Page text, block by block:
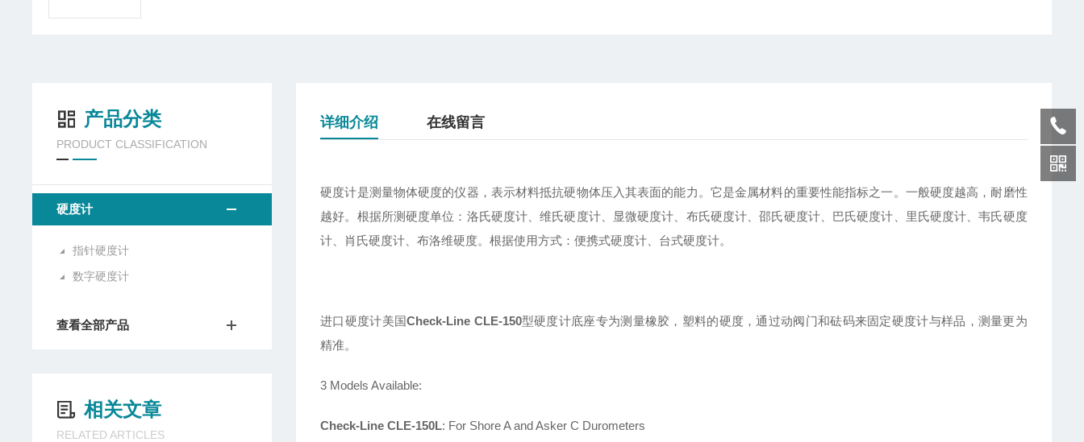
详细介绍 在线留言
硬度计是测量物体硬度的仪器，表示材料抵抗硬物体压入其表面的能力。它是金属材料的重要性能指标之一。一般硬度越高，耐磨性
越好。根据所测硬度单位：洛氏硬度计、维氏硬度计、显微硬度计、布氏硬度计、邵氏硬度计、巴氏硬度计、里氏硬度计、韦氏硬度
计、肖氏硬度计、布洛维硬度。根据使用方式：便携式硬度计、台式硬度计。
进口硬度计美国Check-Line CLE-150型硬度计底座专为测量橡胶，塑料的硬度 ，通过动阀门和砝码来固定硬度计与样品，测量更为
精准。
3 Models Available:
Check-Line CLE-150L: For Shore A and Asker C Durometers
产品分类
PRODUCT CLASSIFICATION
硬度计
指针硬度计
数字硬度计
查看全部产品
相关文章
RELATED ARTICLES